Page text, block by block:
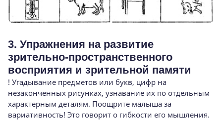
3. Упражнения на развитие
зрительно-пространственного
восприятия и зрительной памяти
! Угадывание предметов или букв, цифр на
незаконченных ри­сунках, узнавание их по отдельным
характерным деталям. Поощрите малыша за
вариативность! Это говорит о гибкости его мышления.